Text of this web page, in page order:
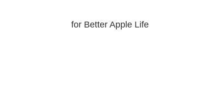
for Better Apple Life